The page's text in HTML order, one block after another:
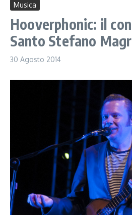
Musica
Hooverphonic: il
Santo Stefano
30 Agosto 2014